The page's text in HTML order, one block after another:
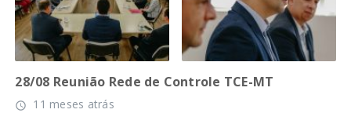
28/08 Reunião Rede de Controle TCE-MT
access_time 11 meses atrás